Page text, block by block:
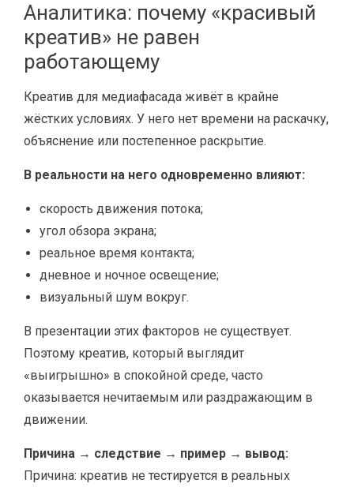
Аналитика: почему «красивый
креатив» не равен
работающему
Креатив для медиафасада живёт в крайне
жёстких условиях. У него нет времени на раскачку,
объяснение или постепенное раскрытие.
В реальности на него одновременно влияют:
скорость движения потока;
угол обзора экрана;
реальное время контакта;
дневное и ночное освещение;
визуальный шум вокруг.
В презентации этих факторов не существует.
Поэтому креатив, который выглядит
«выигрышно» в спокойной среде, часто
оказывается нечитаемым или раздражающим в
движении.
Причина → следствие → пример → вывод:
Причина: креатив не тестируется в реальных